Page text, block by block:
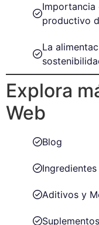
Importancia
productivo
La
Explora
Web
Blog
Aditivos y